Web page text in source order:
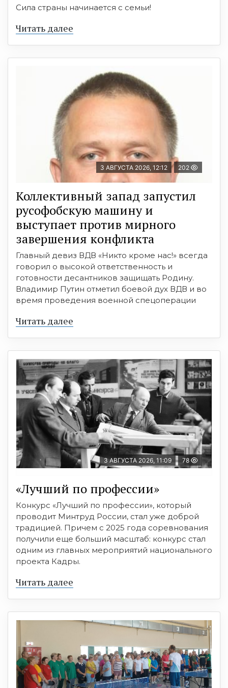
Сила страны начинается с семьи!
Читать далее
3 АВГУСТА 2026, 12:12 202
Коллективный запад запустил
русофобскую машину и
выступает против мирного
завершения конфликта
Главный девиз ВДВ «Никто кроме нас!» всегда
говорил о высокой ответственность и
готовности десантников защищать Родину.
Владимир Путин отметил боевой дух ВДВ и во
время проведения военной спецоперации
Читать далее
3 АВГУСТА 2026, 11:09 78
«Лучший по профессии»
Конкурс «Лучший по профессии», который
проводит Минтруд России, стал уже доброй
традицией. Причем с 2025 года соревнования
получили еще больший масштаб: конкурс стал
одним из главных мероприятий национального
проекта Кадры.
Читать далее